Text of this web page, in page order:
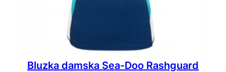
Bluzka damska Sea-Doo Rashguard